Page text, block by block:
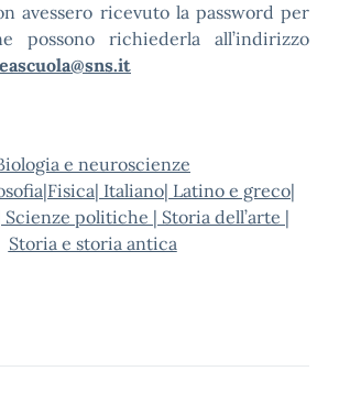
avessero ricevuto la password per
possono richiederla all’indirizzo
e neuroscienze
Fisica| Italiano| Latino e greco|
Scienze politiche | Storia dell’arte |
Storia e storia antica